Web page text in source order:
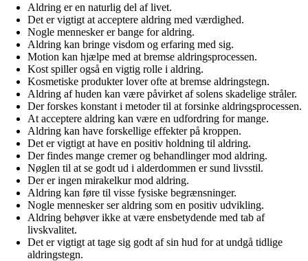
Aldring er en naturlig del af livet.
Det er vigtigt at acceptere aldring med værdighed.
Nogle mennesker er bange for aldring.
Aldring kan bringe visdom og erfaring med sig.
Motion kan hjælpe med at bremse aldringsprocessen.
Kost spiller også en vigtig rolle i aldring.
Kosmetiske produkter lover ofte at bremse aldringstegn.
Aldring af huden kan være påvirket af solens skadelige stråler.
Der forskes konstant i metoder til at forsinke aldringsprocessen.
At acceptere aldring kan være en udfordring for mange.
Aldring kan have forskellige effekter på kroppen.
Det er vigtigt at have en positiv holdning til aldring.
Der findes mange cremer og behandlinger mod aldring.
Nøglen til at se godt ud i alderdommen er sund livsstil.
Der er ingen mirakelkur mod aldring.
Aldring kan føre til visse fysiske begrænsninger.
Nogle mennesker ser aldring som en positiv udvikling.
Aldring behøver ikke at være ensbetydende med tab af
livskvalitet.
Det er vigtigt at tage sig godt af sin hud for at undgå tidlige
aldringstegn.